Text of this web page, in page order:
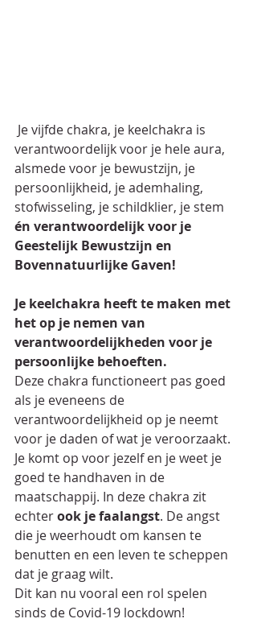
Je vijfde chakra, je keelchakra is
verantwoordelijk voor je hele aura,
alsmede voor je bewustzijn, je
persoonlijkheid, je ademhaling,
stofwisseling, je schildklier, je stem
én verantwoordelijk voor je
Geestelijk Bewustzijn en
Bovennatuurlijke Gaven!
Je keelchakra heeft te maken met
het op je nemen van
verantwoordelijkheden voor je
persoonlijke behoeften.
Deze chakra functioneert pas goed
als je eveneens de
verantwoordelijkheid op je neemt
voor je daden of wat je veroorzaakt.
Je komt op voor jezelf en je weet je
goed te handhaven in de
maatschappij. In deze chakra zit
echter ook je faalangst. De angst
die je weerhoudt om kansen te
benutten en een leven te scheppen
dat je graag wilt.
Dit kan nu vooral een rol spelen
sinds de Covid-19 lockdown!